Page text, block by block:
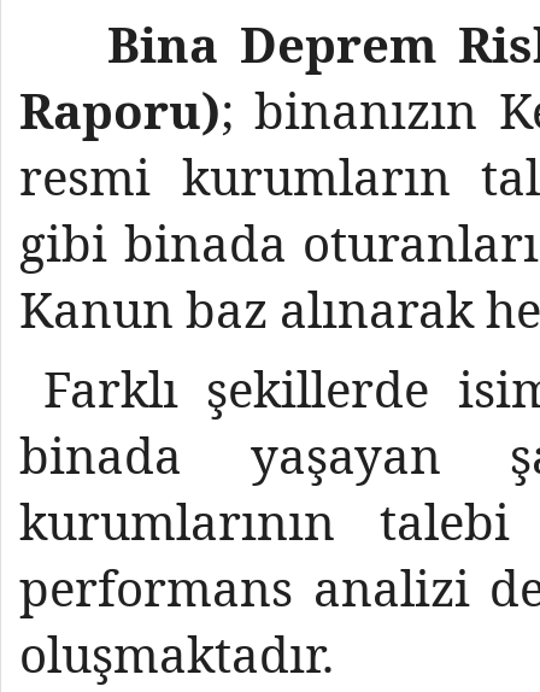
Bina Deprem
Raporu); binanızın
resmi kurumların
gibi binada
Kanun baz alınarak
Farklı şekillerde
binada yaşayan
kurumlarının
performans analizi
oluşmaktadır.